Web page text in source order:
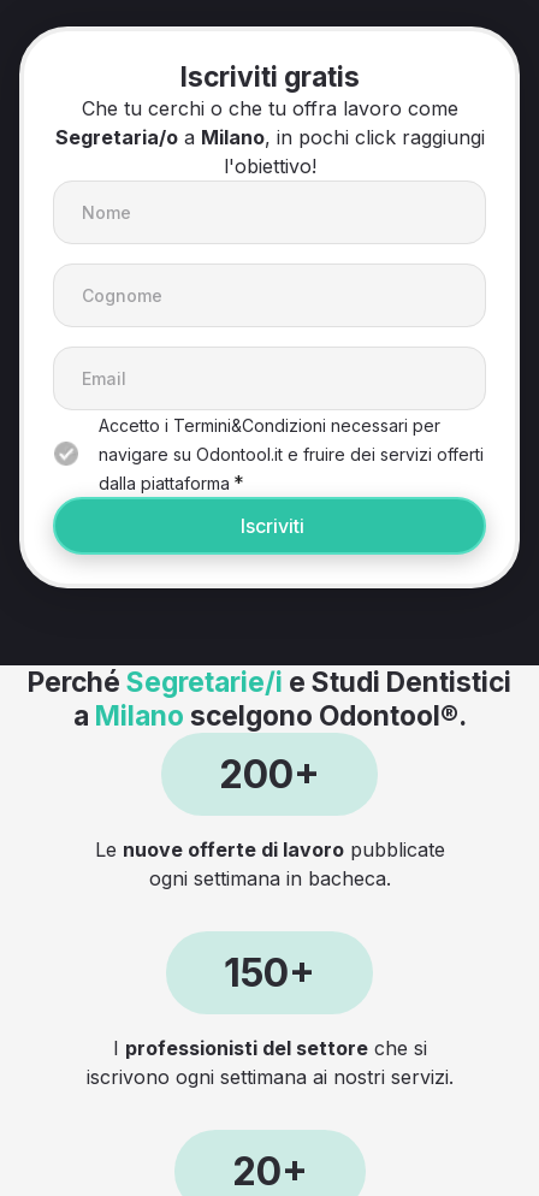
Iscriviti gratis
Che tu cerchi o che tu offra lavoro come
Segretaria/oa Milano, in pochi click raggiungi
l'obiettivo!
Accetto i Termini&Condizioni necessari per
navigare su Odontool.it e fruire dei servizi offerti
dalla piattaforma *
Iscriviti
Perché Segretarie/i e Studi Dentistici
a Milano scelgono Odontool®.
200+
Le nuove offerte di lavoropubblicate
ogni settimana in bacheca.
150+
I professionisti del settoreche si
iscrivono ogni settimana ai nostri servizi.
20+